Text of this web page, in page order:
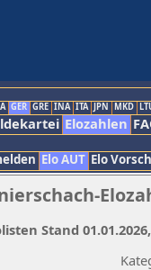
GER GRE INA ITA JPN MKD
Elozahlen
Elo AUT Elo
Stand